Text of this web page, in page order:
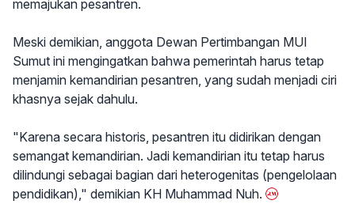
memajukan pesantren.
Meski demikian, anggota Dewan Pertimbangan MUI
Sumut ini mengingatkan bahwa pemerintah harus tetap
menjamin kemandirian pesantren, yang sudah menjadi ciri
khasnya sejak dahulu.
"Karena secara historis, pesantren itu didirikan dengan
semangat kemandirian. Jadi kemandirian itu tetap harus
dilindungi sebagai bagian dari heterogenitas (pengelolaan
pendidikan)," demikian KH Muhammad Nuh.